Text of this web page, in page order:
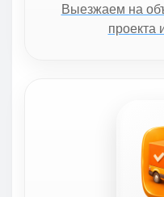
Выезжаем на
проекта